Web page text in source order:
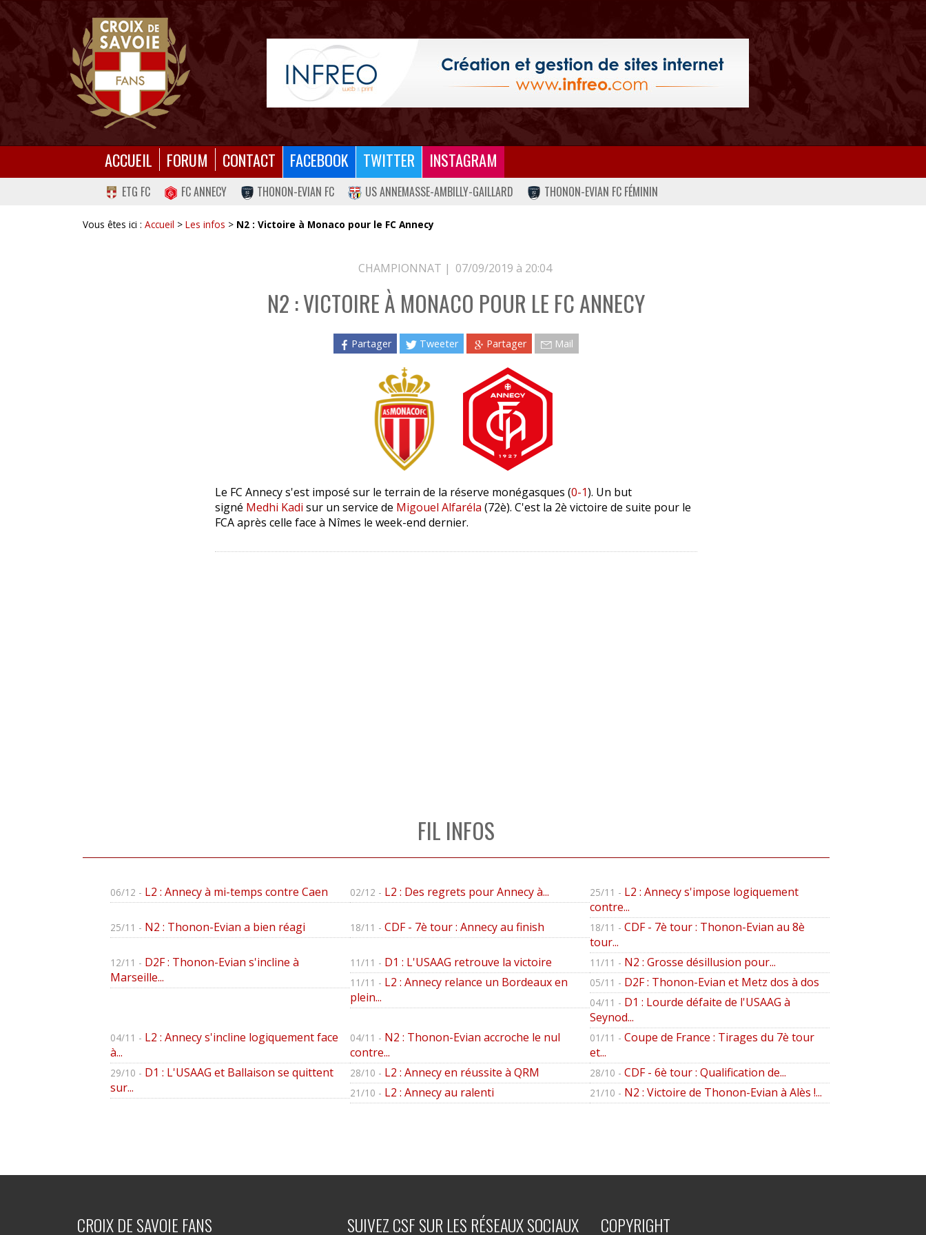
ACCUEIL FORUM CONTACT FACEBOOK TWITTER INSTAGRAM
ETG FC FC ANNECY THONON-EVIAN FC US ANNEMASSE-AMBILLY-GAILLARD THONON-EVIAN FC FÉMININ
Vous êtes ici : Accueil > Les infos > N2 : Victoire à Monaco pour le FC Annecy
CHAMPIONNAT | 07/09/2019 à 20:04
N2 : VICTOIRE À MONACO POUR LE FC ANNECY
Partager Tweeter Partager Mail
Le FC Annecy s'est imposé sur le terrain de la réserve monégasques (0-1). Un but
signé Medhi Kadi sur un service de Migouel Alfaréla (72è). C'est la 2è victoire de suite pour le
FCA après celle face à Nîmes le week-end dernier.
FIL INFOS
06/12 - L2 : Annecy à mi-temps contre Caen 02/12 - L2 : Des regrets pour Annecy à... 25/11 - L2 : Annecy s'impose logiquement
contre...
25/11 - N2 : Thonon-Evian a bien réagi 18/11 - CDF - 7è tour : Annecy au finish 18/11 - CDF - 7è tour : Thonon-Evian au 8è
tour...
12/11 - D2F : Thonon-Evian s'incline à
Marseille...
11/11 - D1 : L'USAAG retrouve la victoire 11/11 - N2 : Grosse désillusion pour...
11/11 - L2 : Annecy relance un Bordeaux en
plein...
05/11 - D2F : Thonon-Evian et Metz dos à dos
04/11 - D1 : Lourde défaite de l'USAAG à
Seynod...
04/11 - L2 : Annecy s'incline logiquement face
à...
04/11 - N2 : Thonon-Evian accroche le nul
contre...
01/11 - Coupe de France : Tirages du 7è tour
et...
29/10 - D1 : L'USAAG et Ballaison se quittent
sur...
28/10 - L2 : Annecy en réussite à QRM 28/10 - CDF - 6è tour : Qualification de...
21/10 - L2 : Annecy au ralenti 21/10 - N2 : Victoire de Thonon-Evian à Alès !...
CROIX DE SAVOIE FANS SUIVEZ CSF SUR LES RÉSEAUX SOCIAUX COPYRIGHT